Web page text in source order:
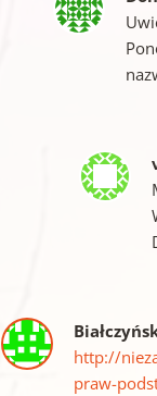
http://
praw-